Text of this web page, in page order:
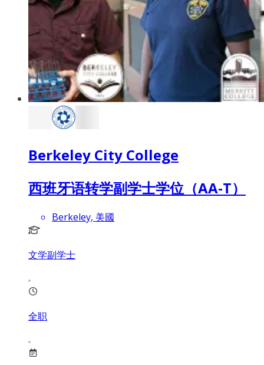
Berkeley City College
西班牙语转学副学士学位（AA-T）
Berkeley, 美國
文学副学士
全职